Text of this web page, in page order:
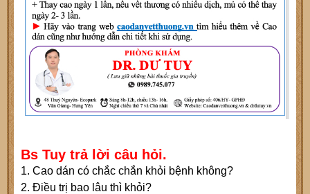
Bs Tuy trả lời câu hỏi.
1. Cao dán có chắc chắn khỏi bệnh không?
2. Điều trị bao lâu thì khỏi?